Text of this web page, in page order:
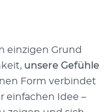
einzigen Grund
unsere Gefühle
Form verbindet
einfachen Idee –